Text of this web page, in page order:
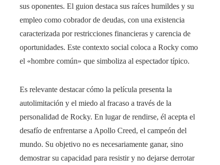
sus oponentes. El guion destaca sus raíces humildes y su
empleo como cobrador de deudas, con una existencia
caracterizada por restricciones financieras y carencia de
oportunidades. Este contexto social coloca a Rocky como
el «hombre común» que simboliza al espectador típico.
Es relevante destacar cómo la película presenta la
autolimitación y el miedo al fracaso a través de la
personalidad de Rocky. En lugar de rendirse, él acepta el
desafío de enfrentarse a Apollo Creed, el campeón del
mundo. Su objetivo no es necesariamente ganar, sino
demostrar su capacidad para resistir y no dejarse derrotar